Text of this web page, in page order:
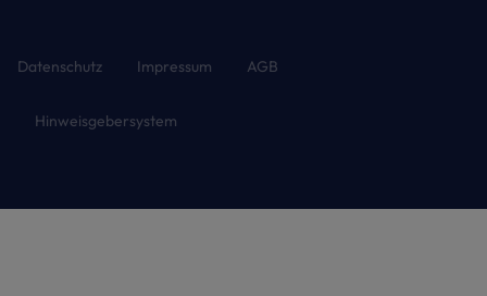
Datenschutz Impressum AGB
Hinweisgebersystem